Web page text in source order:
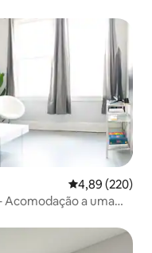
4,89 de uma
4,89 (220)
Acomodação a uma